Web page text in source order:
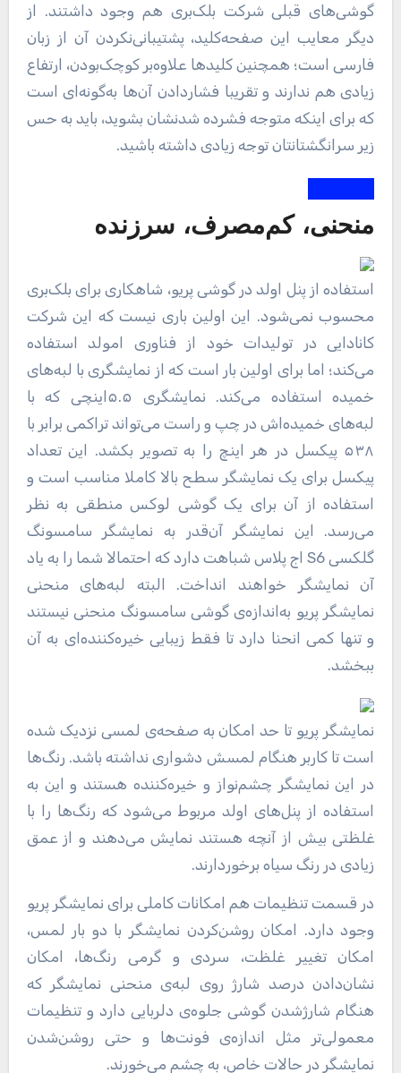
گوشی‌های قبلی شرکت بلک‌بری هم وجود داشتند. از
دیگر معایب این صفحه‌کلید، پشتیبانی‌نکردن آن از زبان
فارسی است؛ همچنین کلید‌ها علاوه‌بر کوچک‌بودن، ارتفاع
زیادی هم ندارند و تقریبا فشاردادن آن‌ها به‌گونه‌ای است
که برای اینکه متوجه فشرده شدنشان بشوید، باید به حس
زیر سرانگشتانتان توجه زیادی داشته باشید.
منحنی، کم‌مصرف، سرزنده
محسوب نمی‌شود. این اولین باری نیست که این شرکت
کانادایی در تولیدات خود از فناوری امولد استفاده
می‌کند؛ اما برای اولین بار است که از نمایشگری با لبه‌های
خمیده استفاده می‌کند. نمایشگری ۵.۵اینچی که با
لبه‌های خمیده‌اش در چپ و راست می‌تواند تراکمی برابر با
۵۳۸ پیکسل در هر اینچ را به تصویر بکشد. این تعداد
پیکسل برای یک نمایشگر سطح بالا کاملا مناسب است و
استفاده از آن برای یک گوشی لوکس منطقی به نظر
می‌رسد. این نمایشگر آن‌قدر به نمایشگر سامسونگ
گلکسی S6 اج پلاس شباهت دارد که احتمالا شما را به یاد
آن نمایشگر خواهند انداخت. البته لبه‌های منحنی
نمایشگر پریو به‌اندازه‌ی گوشی سامسونگ منحنی نیستند
و تنها کمی انحنا دارد تا فقط زیبایی خیره‌کننده‌ای به آن
ببخشد.
نمایشگر پریو تا حد امکان به صفحه‌ی لمسی نزدیک شده
است تا کاربر هنگام لمسش دشواری نداشته باشد. رنگ‌ها
در این نمایشگر چشم‌نواز و خیره‌کننده هستند و این به
استفاده از پنل‌های اولد مربوط می‌شود که رنگ‌ها را با
غلظتی بیش از آنچه هستند نمایش می‌دهند و از عمق
زیادی در رنگ سیاه برخوردارند.
در قسمت تنظیمات هم امکانات کاملی برای نمایشگر پریو
وجود دارد. امکان روشن‌کردن نمایشگر با دو بار لمس،
امکان تغییر غلظت، سردی و گرمی رنگ‌ها، امکان
نشان‌دادن درصد شارژ روی لبه‌ی منحنی نمایشگر که
هنگام شارژشدن گوشی جلوه‌ی دلربایی دارد و تنظیمات
معمولی‌تر مثل اندازه‌ی فونت‌ها و حتی روشن‌شدن
نمایشگر در حالات خاص، به چشم می‌خورند.